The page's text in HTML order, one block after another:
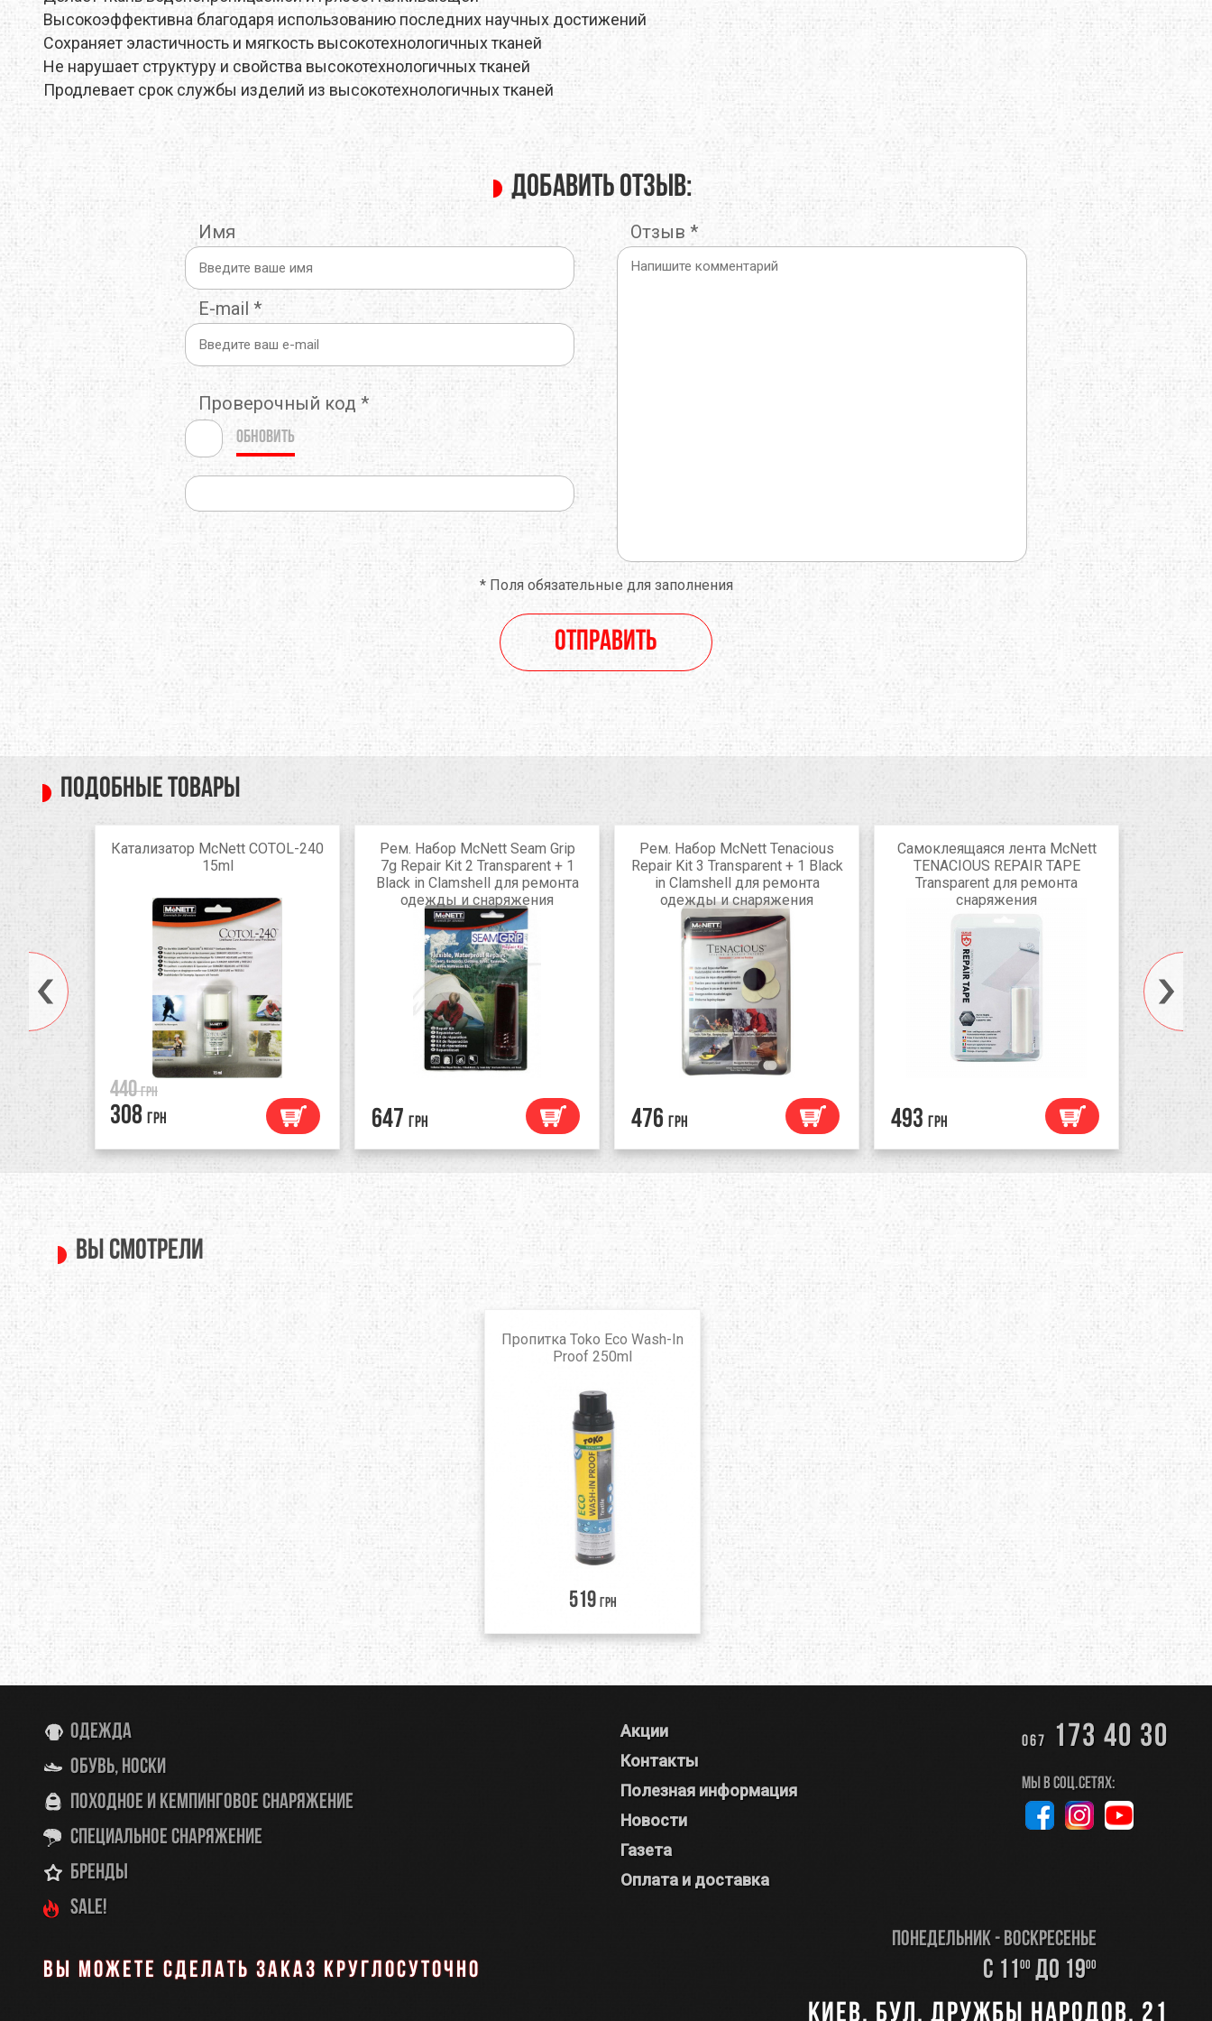
THERMOPAD TOAKS TOKO TOTEM TRAMP TRAVEL EXTREME
TREKMATES TREZETA TRIBE TRIMM TURBAT UKRHOLDS
WARMPEACE X-BIONIC X-SOCKS Y&Y
ZAMBERLAN ZELGEAR ZOJIRUSHI БАРНАУЛ ГРЕЛО4КА
ТЕКСМА
Высокоэффективна благодаря использованию последних научных достижений
Сохраняет эластичность и мягкость высокотехнологичных тканей
Не нарушает структуру и свойства высокотехнологичных тканей
Продлевает срок службы изделий из высокотехнологичных тканей
Добавить отзыв:
Имя
E-mail *
Проверочный код *
Обновить
Отзыв*
*Поля обязательные для заполнения
Отправить
Подобные товары
Катализатор McNett COTOL-240
15ml
440 грн
308 грн
Рем. Набор McNett Seam Grip
7g Repair Kit 2 Transparent + 1
Black in Clamshell для ремонта
одежды и снаряжения
647 грн
Рем. Набор McNett Tenacious
Repair Kit 3 Transparent + 1 Black
in Clamshell для ремонта
одежды и снаряжения
476 грн
Самоклеящаяся лента McNett
TENACIOUS REPAIR TAPE
Transparent для ремонта
снаряжения
493 грн
Вы смотрели
Пропитка Toko Eco Wash-In
Proof 250ml
519 грн
Одежда
Обувь, носки
Походное и кемпинговое снаряжение
Специальное снаряжение
Бренды
SALE!
Вы можете сделать заказ круглосуточно
Акции
Контакты
Полезная информация
Новости
Газета
Оплата и доставка
067 173 40 30
Мы в соц.сетях:
Понедельник - Воскресенье
с 11 00 до 1900
Киев, бул. Дружбы Народов, 21